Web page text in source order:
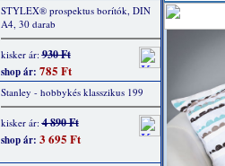
STYLEX® prospektus borítók, DIN
A4, 30 darab
kisker ár:930 Ft
shop ár: 785 Ft
Stanley - hobbykés klasszikus 199
kisker ár:4 890 Ft
shop ár: 3 695 Ft